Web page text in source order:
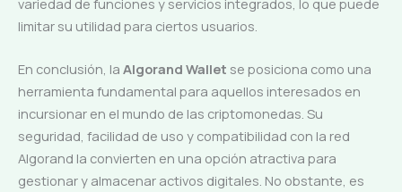
limitar su utilidad para ciertos usuarios.
En conclusión, la Algorand Wallet se posiciona como una
herramienta fundamental para aquellos interesados en
incursionar en el mundo de las criptomonedas. Su
seguridad, facilidad de uso y compatibilidad con la red
Algorand la convierten en una opción atractiva para
gestionar y almacenar activos digitales. No obstante, es